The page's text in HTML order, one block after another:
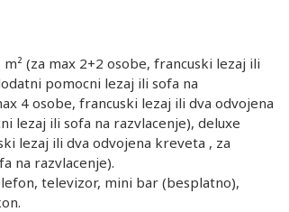
(za max 2+2 osobe, francuski lezaj ili
pomocni lezaj ili sofa na
4 osobe, francuski lezaj ili dva odvojena
lezaj ili sofa na razvlacenje), deluxe
lezaj ili dva odvojena kreveta , za
na razvlacenje).
televizor, mini bar (besplatno),